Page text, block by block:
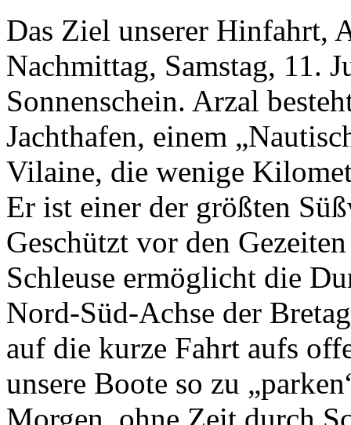
Das Ziel unserer Hinfahrt,
Nachmittag, Samstag, 11.
Sonnenschein. Arzal
Jachthafen, einem
Vilaine, die wenige
Er ist einer der größten
Geschützt vor den
Schleuse ermöglicht die
Nord-Süd-Achse der
auf die kurze Fahrt aufs
unsere Boote so zu
Morgen, ohne Zeit durch